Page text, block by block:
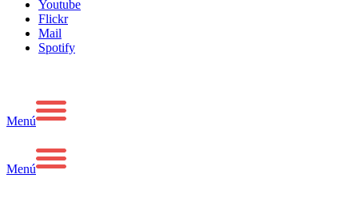
Youtube
Flickr
Mail
Spotify
Menú
Menú